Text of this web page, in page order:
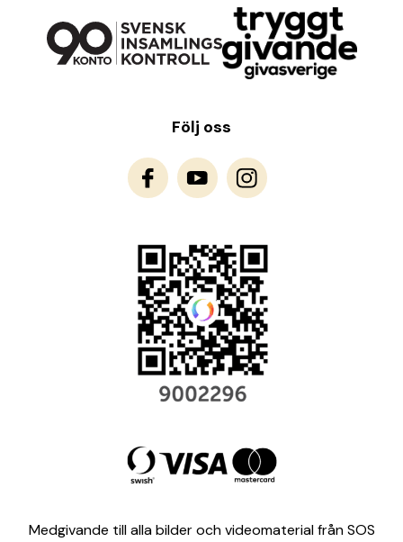
Följ oss
Medgivande till alla bilder och videomaterial från SOS